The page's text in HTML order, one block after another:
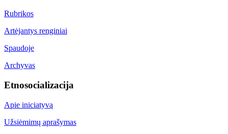
Rubrikos
Artėjantys renginiai
Spaudoje
Archyvas
Etnosocializacija
Apie iniciatyvą
Užsiėmimų aprašymas